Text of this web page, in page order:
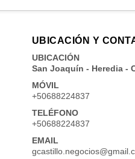
UBICACIÓN Y
UBICACIÓN
San Joaquín - Heredia -
MÓVIL
+50688224837
TELÉFONO
+50688224837
EMAIL